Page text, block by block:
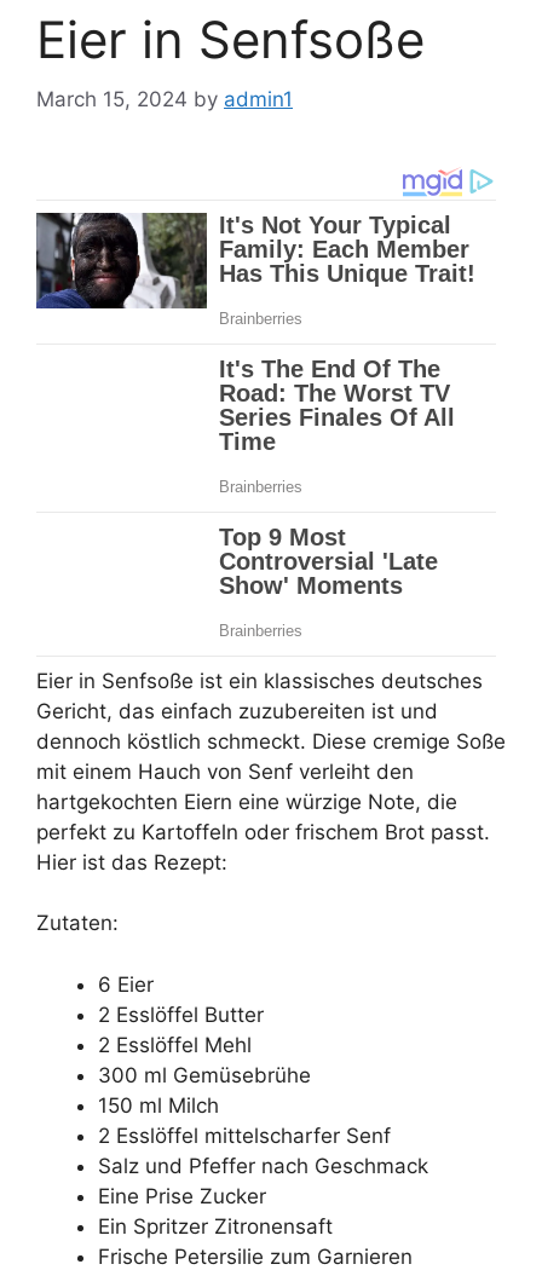
Eier in Senfsoße
March 15, 2024 by admin1
Eier in Senfsoße ist ein klassisches deutsches
Gericht, das einfach zuzubereiten ist und
dennoch köstlich schmeckt. Diese cremige Soße
mit einem Hauch von Senf verleiht den
hartgekochten Eiern eine würzige Note, die
perfekt zu Kartoffeln oder frischem Brot passt.
Hier ist das Rezept:
Zutaten:
6 Eier
2 Esslöffel Butter
2 Esslöffel Mehl
300 ml Gemüsebrühe
150 ml Milch
2 Esslöffel mittelscharfer Senf
Salz und Pfeffer nach Geschmack
Eine Prise Zucker
Ein Spritzer Zitronensaft
Frische Petersilie zum Garnieren